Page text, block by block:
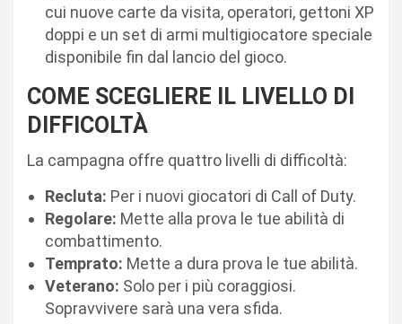
cui nuove carte da visita, operatori, gettoni XP
doppi e un set di armi multigiocatore speciale
disponibile fin dal lancio del gioco.
COME SCEGLIERE IL LIVELLO DI
DIFFICOLTÀ
La campagna offre quattro livelli di difficoltà:
Recluta: Per i nuovi giocatori di Call of Duty.
Regolare: Mette alla prova le tue abilità di
combattimento.
Temprato: Mette a dura prova le tue abilità.
Veterano: Solo per i più coraggiosi.
Sopravvivere sarà una vera sfida.